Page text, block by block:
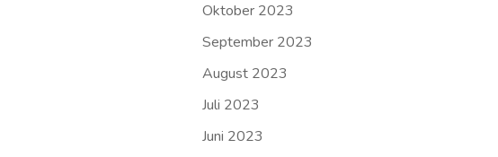
Oktober 2023
September 2023
August 2023
Juli 2023
Juni 2023